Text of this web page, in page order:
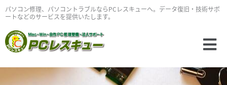
内
容
を
ス
パソコン修理、パソコントラブルならPCレスキューへ。データ復旧・技術サポ
ートなどのサービスを提供いたします。
Main
Menu